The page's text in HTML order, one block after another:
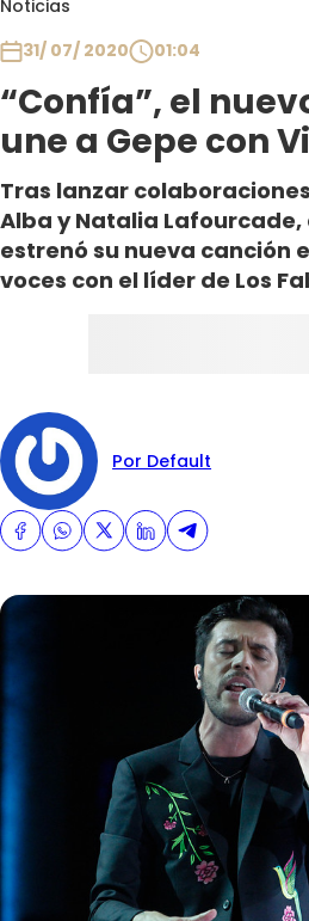
Noticias
31/ 07/ 2020
01:04
“Confía”, el
une a Gepe con
Tras lanzar
Alba y Natalia Lafourcade,
estrenó su nueva canción
voces con el líder de Los
Por Default
Club De La Comedia
Contigo en Directo
Plan Perfecto
El Tiempo
Sabingo
Todos Los Programas